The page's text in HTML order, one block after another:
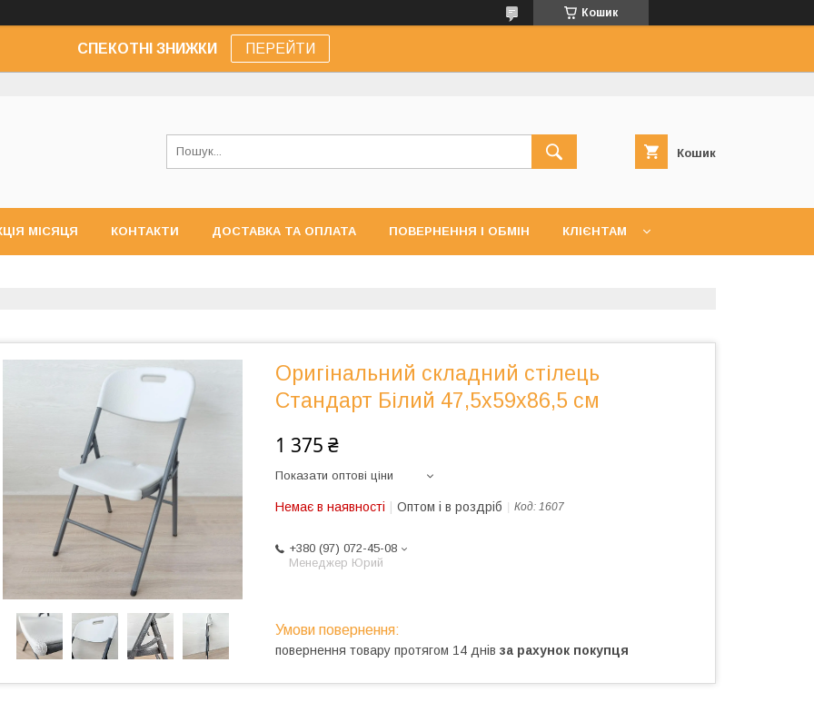
Кошик
СПЕКОТНІ ЗНИЖКИ ПЕРЕЙТИ
Кошик
МІСЯЦЯ КОНТАКТИ ДОСТАВКА ТА ОПЛАТА ПОВЕРНЕННЯ І ОБМІН КЛІЄНТАМ
Оригінальний складний стілець
Стандарт Білий 47,5х59х86,5 см
1 375 ₴
Показати оптові ціни
Немає в наявності Оптом і в роздріб Код: 1607
+380 (97) 072-45-08
Менеджер Юрий
повернення товару протягом 14 днів за рахунок покупця